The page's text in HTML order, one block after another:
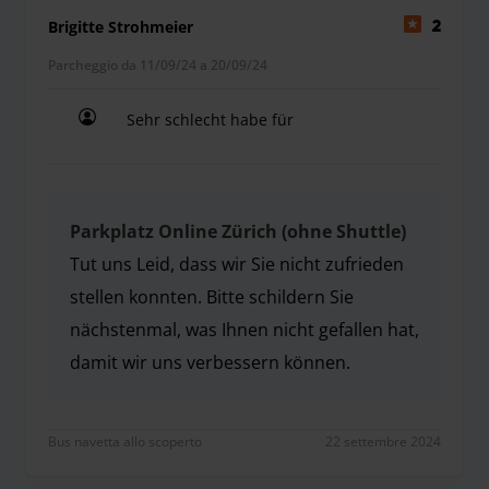
Brigitte Strohmeier 2
Parcheggio da 11/09/24 a 20/09/24
Sehr schlecht habe für
Parkplatz Online Zürich (ohne Shuttle)
Tut uns Leid, dass wir Sie nicht zufrieden
stellen konnten. Bitte schildern Sie
nächstenmal, was Ihnen nicht gefallen hat,
damit wir uns verbessern können.
Bus navetta allo scoperto 22 settembre 2024